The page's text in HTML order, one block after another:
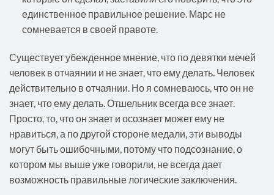
единственное правильное решение. Марс не
сомневается в своей правоте.
Существует убежденное мнение, что по девятки мечей
человек в отчаянии и не знает, что ему делать. Человек
действительно в отчаянии. Но я сомневаюсь, что он не
знает, что ему делать. Отшельник всегда все знает.
Просто, то, что он знает и осознает может ему не
нравиться, а по другой стороне медали, эти выводы
могут быть ошибочными, потому что подсознание, о
котором мы выше уже говорили, не всегда дает
возможность правильные логические заключения.